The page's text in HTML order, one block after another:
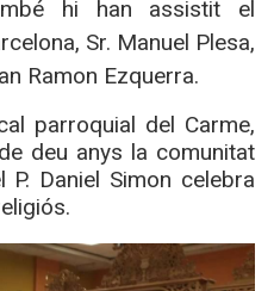
hi han assistit el
Sr. Manuel Plesa,
Ramon Ezquerra.
parroquial del Carme,
deu anys la comunitat
Daniel Simon celebra